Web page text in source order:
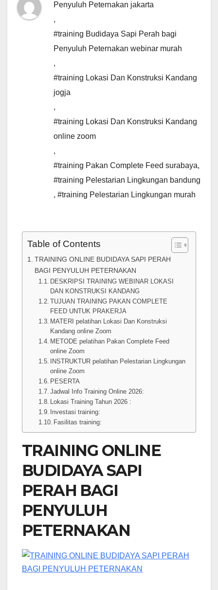
Penyuluh Peternakan jakarta
,
#training Budidaya Sapi Perah bagi
Penyuluh Peternakan webinar murah
,
#training Lokasi Dan Konstruksi Kandang
jogja
,
#training Lokasi Dan Konstruksi Kandang
online zoom
,
#training Pakan Complete Feed surabaya,
#training Pelestarian Lingkungan bandung
, #training Pelestarian Lingkungan murah
Table of Contents
TRAINING ONLINE BUDIDAYA SAPI PERAH
BAGI PENYULUH PETERNAKAN
DESKRIPSI TRAINING WEBINAR LOKASI
DAN KONSTRUKSI KANDANG
TUJUAN TRAINING PAKAN COMPLETE
FEED UNTUK PRAKERJA
MATERI pelatihan Lokasi Dan Konstruksi
Kandang online Zoom
METODE pelatihan Pakan Complete Feed
online Zoom
INSTRUKTUR pelatihan Pelestarian Lingkungan
online Zoom
PESERTA
Jadwal Info Training Online 2026:
Lokasi Training Tahun 2026 :
Investasi training:
Fasilitas training:
TRAINING ONLINE
BUDIDAYA SAPI
PERAH BAGI
PENYULUH
PETERNAKAN